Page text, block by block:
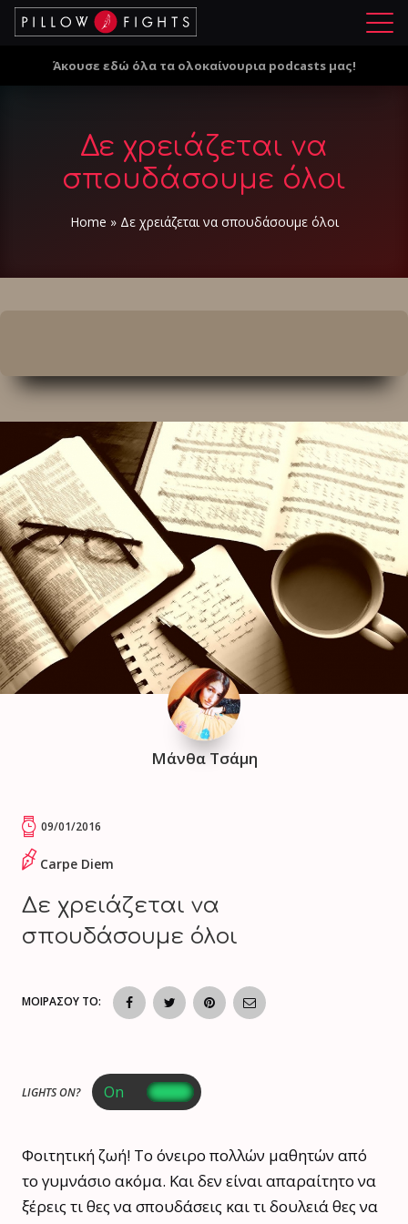
Μ
ο
Άκουσε εδώ όλα τα ολοκαίνουρια podcasts μας!
Δε χρειάζεται να
σπουδάσουμε όλοι
Home » Δε χρειάζεται να σπουδάσουμε όλοι
Μάνθα Τσάμη
09/01/2016
Carpe Diem
Δε χρειάζεται να
σπουδάσουμε όλοι
ΜΟΙΡΑΣΟΥ ΤΟ:
LIGHTS ON?
Φοιτητική ζωή! Το όνειρο πολλών μαθητών από
το γυμνάσιο ακόμα. Και δεν είναι απαραίτητο να
ξέρεις τι θες να σπουδάσεις και τι δουλειά θες να